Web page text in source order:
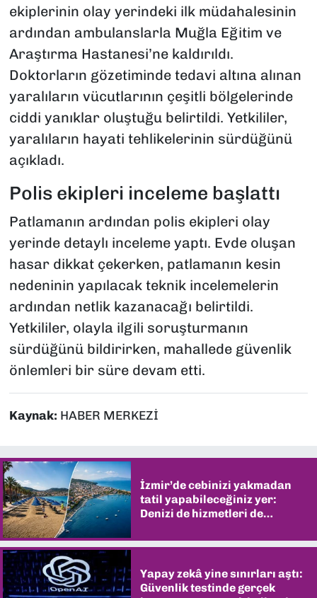
ekiplerinin olay yerindeki ilk müdahalesinin
ardından ambulanslarla Muğla Eğitim ve
Araştırma Hastanesi’ne kaldırıldı.
Doktorların gözetiminde tedavi altına alınan
yaralıların vücutlarının çeşitli bölgelerinde
ciddi yanıklar oluştuğu belirtildi. Yetkililer,
yaralıların hayati tehlikelerinin sürdüğünü
açıkladı.
Polis ekipleri inceleme başlattı
Patlamanın ardından polis ekipleri olay
yerinde detaylı inceleme yaptı. Evde oluşan
hasar dikkat çekerken, patlamanın kesin
nedeninin yapılacak teknik incelemelerin
ardından netlik kazanacağı belirtildi.
Yetkililer, olayla ilgili soruşturmanın
sürdüğünü bildirirken, mahallede güvenlik
önlemleri bir süre devam etti.
Kaynak: HABER MERKEZİ
İzmir’de cebinizi yakmadan
tatil yapabileceğiniz yer:
Denizi de hizmetleri de
Yapay zekâ yine sınırları aştı:
Güvenlik testinde gerçek